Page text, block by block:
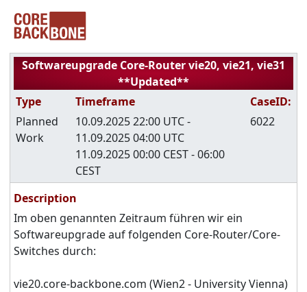
Softwareupgrade Core-Router vie20, vie21, vie31
**Updated**
Type
Planned
Work
Timeframe
10.09.2025 22:00 UTC -
11.09.2025 04:00 UTC
11.09.2025 00:00 CEST - 06:00
CEST
CaseID:
6022
Description
Im oben genannten Zeitraum führen wir ein
Softwareupgrade auf folgenden Core-Router/Core-
Switches durch:
vie20.core-backbone.com (Wien2 - University Vienna)